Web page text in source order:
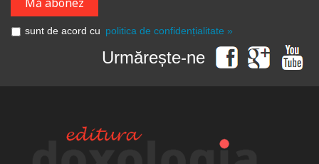
sunt de acord cu politica de confidențialitate »
Urmărește-ne